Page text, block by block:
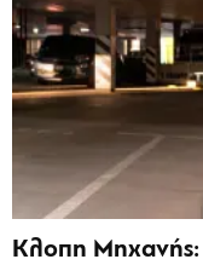
Κλοπη